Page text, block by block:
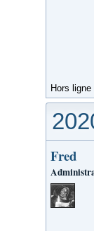
Hors ligne
Fred